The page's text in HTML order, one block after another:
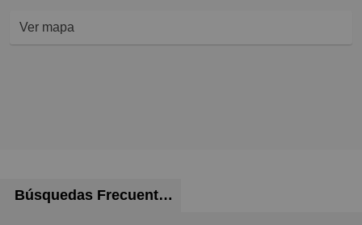
Ver mapa
Búsquedas Frecuentes